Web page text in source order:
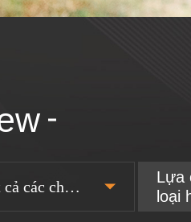
cả các chủ
Lựa
loại